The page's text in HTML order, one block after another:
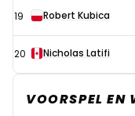
19 Robert Kubica
20 Nicholas Latifi
VOORSPEL EN